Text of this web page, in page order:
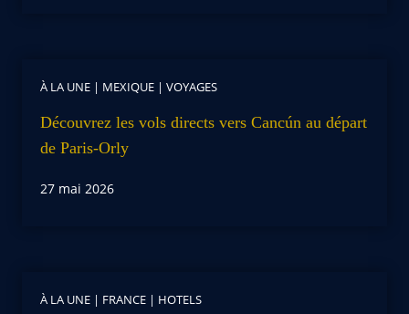
À LA UNE | MEXIQUE | VOYAGES
Découvrez les vols directs vers Cancún au départ
de Paris-Orly
27 mai 2026
À LA UNE | FRANCE | HOTELS